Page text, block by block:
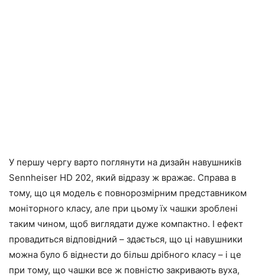
У першу чергу варто поглянути на дизайн навушників
Sennheiser HD 202, який відразу ж вражає. Справа в
тому, що ця модель є повнорозмірним представником
моніторного класу, але при цьому їх чашки зроблені
таким чином, щоб виглядати дуже компактно. І ефект
провадиться відповідний – здається, що ці навушники
можна було б віднести до більш дрібного класу – і це
при тому, що чашки все ж повністю закривають вуха,